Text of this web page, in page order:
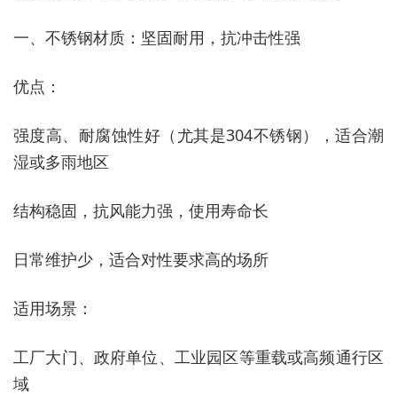
一、不锈钢材质：坚固耐用，抗冲击性强
‌优点‌：
强度高、耐腐蚀性好（尤其是304不锈钢），适合潮
湿或多雨地区
结构稳固，抗风能力强，使用寿命长
日常维护少，适合对性要求高的场所
‌适用场景‌：
工厂大门、政府单位、工业园区等重载或高频通行区
域